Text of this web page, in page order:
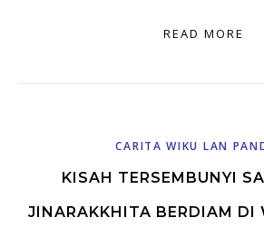
READ MORE
CARITA WIKU LAN
KISAH TERSEMBUNYI
JINARAKKHITA BERDIAM DI